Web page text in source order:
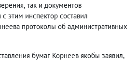
, так и документов
этим инспектор составил
протоколы об административных
бумаг Корнеев якобы заявил,